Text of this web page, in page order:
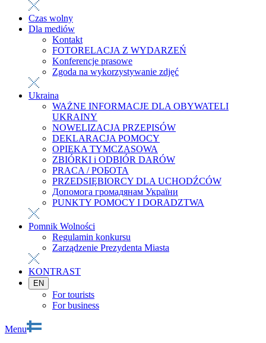
Czas wolny
Dla mediów
Kontakt
FOTORELACJA Z WYDARZEŃ
Konferencje prasowe
Zgoda na wykorzystywanie zdjęć
Ukraina
WAŻNE INFORMACJE DLA OBYWATELI
UKRAINY
NOWELIZACJA PRZEPISÓW
DEKLARACJA POMOCY
OPIEKA TYMCZASOWA
ZBIÓRKI i ODBIÓR DARÓW
PRACA / РОБОТА
PRZEDSIĘBIORCY DLA UCHODŹCÓW
Допомога громадянам України
PUNKTY POMOCY I DORADZTWA
Pomnik Wolności
Regulamin konkursu
Zarządzenie Prezydenta Miasta
KONTRAST
EN
For tourists
For business
Menu